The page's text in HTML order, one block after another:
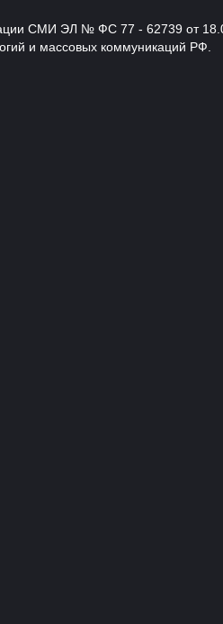
СМИ ЭЛ № ФС 77 - 62739 от
и массовых коммуникаций РФ.